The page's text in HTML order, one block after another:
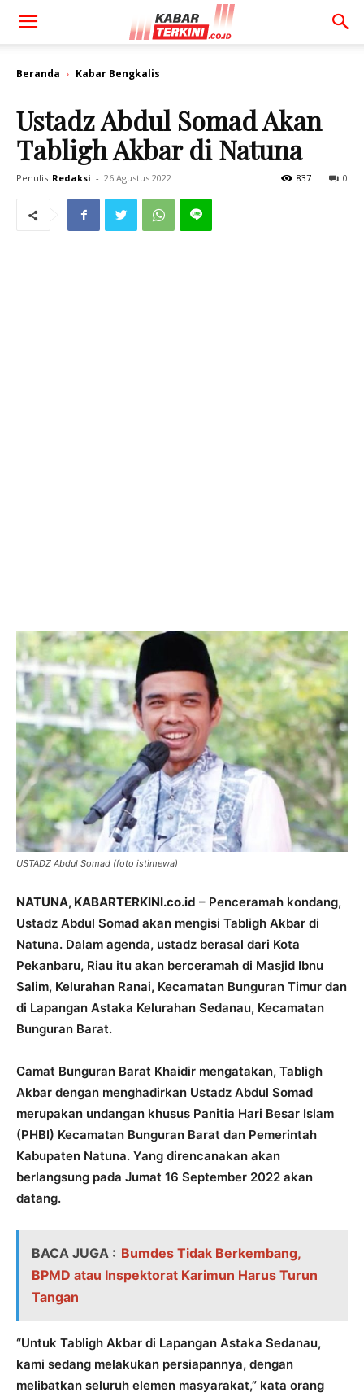
Beranda Kabar Bengkalis
Ustadz Abdul Somad Akan
Tabligh Akbar di Natuna
Penulis Redaksi - 26 Agustus 2022 0
837
USTADZ Abdul Somad (foto istimewa)
NATUNA, KABARTERKINI.co.id – Penceramah kondang,
Ustadz Abdul Somad akan mengisi Tabligh Akbar di
Natuna. Dalam agenda, ustadz berasal dari Kota
Pekanbaru, Riau itu akan berceramah di Masjid Ibnu
Salim, Kelurahan Ranai, Kecamatan Bunguran Timur dan
di Lapangan Astaka Kelurahan Sedanau, Kecamatan
Bunguran Barat.
Camat Bunguran Barat Khaidir mengatakan, Tabligh
Akbar dengan menghadirkan Ustadz Abdul Somad
merupakan undangan khusus Panitia Hari Besar Islam
(PHBI) Kecamatan Bunguran Barat dan Pemerintah
Kabupaten Natuna. Yang direncanakan akan
berlangsung pada Jumat 16 September 2022 akan
datang.
BACA JUGA : Bumdes Tidak Berkembang,
BPMD atau Inspektorat Karimun Harus Turun
Tangan
“Untuk Tabligh Akbar di Lapangan Astaka Sedanau,
kami sedang melakukan persiapannya, dengan
melibatkan seluruh elemen masyarakat,” kata orang